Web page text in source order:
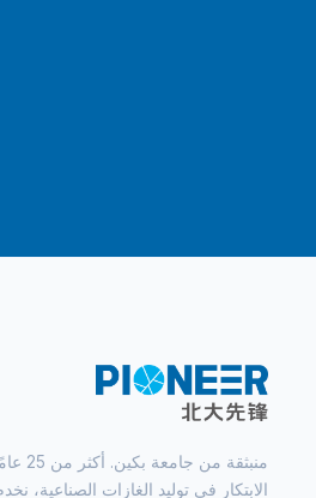
منبثقة من
الابتكار في توليد الغازات الصناعية،